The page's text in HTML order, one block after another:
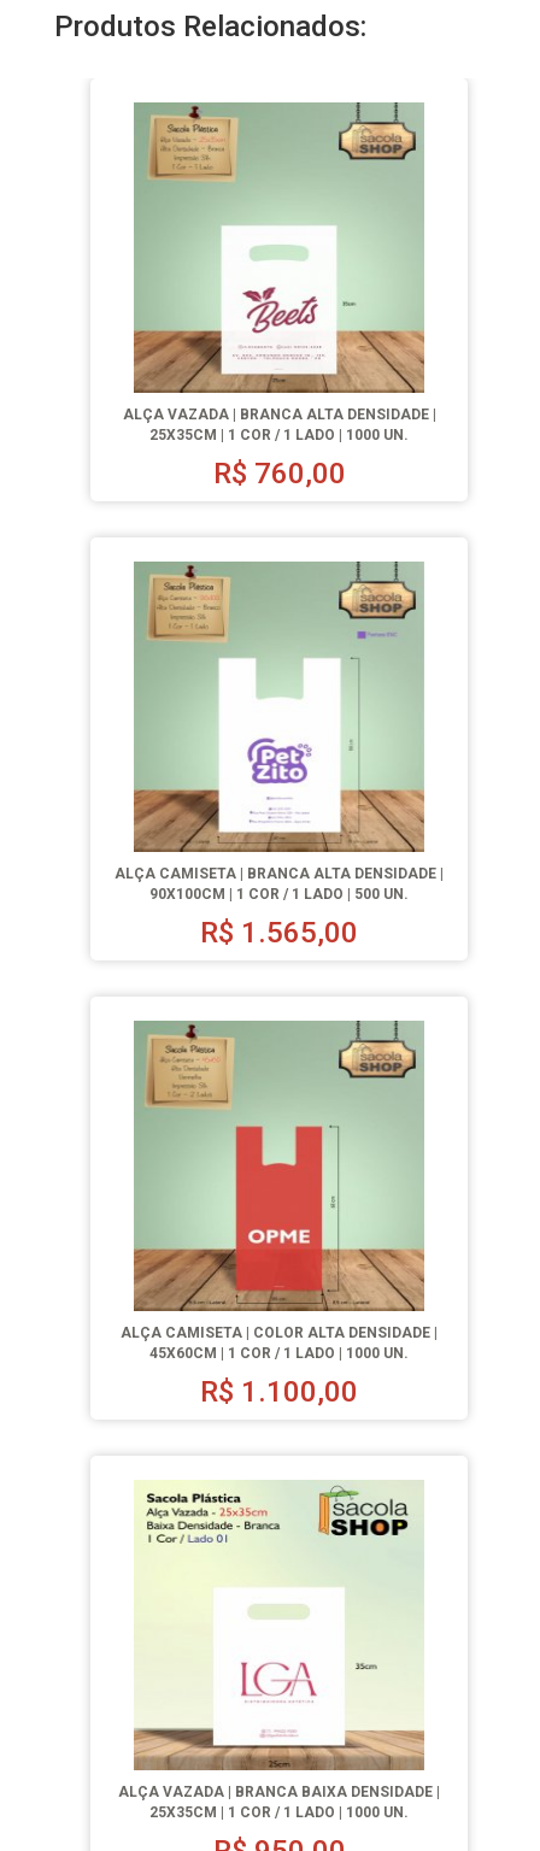
Produtos Relacionados:
ALÇA VAZADA | BRANCA ALTA DENSIDADE |
25X35CM | 1 COR / 1 LADO | 1000 UN.
R$ 760,00
ALÇA CAMISETA | BRANCA ALTA DENSIDADE |
90X100CM | 1 COR / 1 LADO | 500 UN.
R$ 1.565,00
ALÇA CAMISETA | COLOR ALTA DENSIDADE |
45X60CM | 1 COR / 1 LADO | 1000 UN.
R$ 1.100,00
ALÇA VAZADA | BRANCA BAIXA DENSIDADE |
25X35CM | 1 COR / 1 LADO | 1000 UN.